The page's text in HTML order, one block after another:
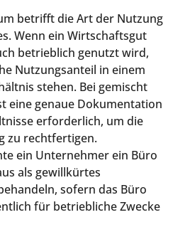
betrifft die Art der Nutzung
Wenn ein Wirtschaftsgut
betrieblich genutzt wird,
Nutzungsanteil in einem
stehen. Bei gemischt
eine genaue Dokumentation
erforderlich, um die
zu rechtfertigen.
ein Unternehmer ein Büro
als gewillkürtes
sofern das Büro
für betriebliche Zwecke